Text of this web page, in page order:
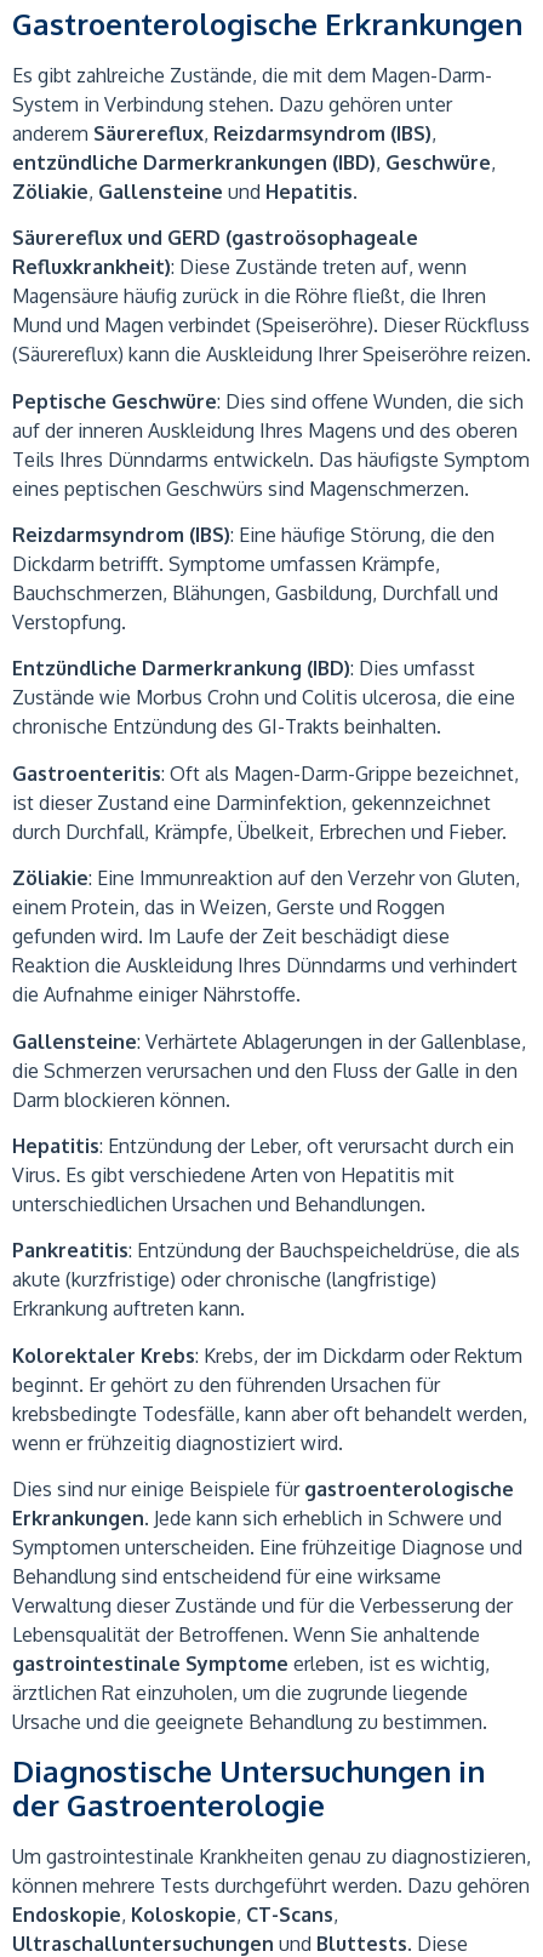
Gastroenterologische Erkrankungen
Es gibt zahlreiche Zustände, die mit dem Magen-Darm-
System in Verbindung stehen. Dazu gehören unter
anderem Säurereflux, Reizdarmsyndrom (IBS),
entzündliche Darmerkrankungen (IBD), Geschwüre,
Zöliakie, Gallensteine und Hepatitis.
Säurereflux und GERD (gastroösophageale
Refluxkrankheit): Diese Zustände treten auf, wenn
Magensäure häufig zurück in die Röhre fließt, die Ihren
Mund und Magen verbindet (Speiseröhre). Dieser Rückfluss
(Säurereflux) kann die Auskleidung Ihrer Speiseröhre reizen.
Peptische Geschwüre: Dies sind offene Wunden, die sich
auf der inneren Auskleidung Ihres Magens und des oberen
Teils Ihres Dünndarms entwickeln. Das häufigste Symptom
eines peptischen Geschwürs sind Magenschmerzen.
Reizdarmsyndrom (IBS): Eine häufige Störung, die den
Dickdarm betrifft. Symptome umfassen Krämpfe,
Bauchschmerzen, Blähungen, Gasbildung, Durchfall und
Verstopfung.
Entzündliche Darmerkrankung (IBD): Dies umfasst
Zustände wie Morbus Crohn und Colitis ulcerosa, die eine
chronische Entzündung des GI-Trakts beinhalten.
Gastroenteritis: Oft als Magen-Darm-Grippe bezeichnet,
ist dieser Zustand eine Darminfektion, gekennzeichnet
durch Durchfall, Krämpfe, Übelkeit, Erbrechen und Fieber.
Zöliakie: Eine Immunreaktion auf den Verzehr von Gluten,
einem Protein, das in Weizen, Gerste und Roggen
gefunden wird. Im Laufe der Zeit beschädigt diese
Reaktion die Auskleidung Ihres Dünndarms und verhindert
die Aufnahme einiger Nährstoffe.
Gallensteine: Verhärtete Ablagerungen in der Gallenblase,
die Schmerzen verursachen und den Fluss der Galle in den
Darm blockieren können.
Hepatitis: Entzündung der Leber, oft verursacht durch ein
Virus. Es gibt verschiedene Arten von Hepatitis mit
unterschiedlichen Ursachen und Behandlungen.
Pankreatitis: Entzündung der Bauchspeicheldrüse, die als
akute (kurzfristige) oder chronische (langfristige)
Erkrankung auftreten kann.
Kolorektaler Krebs: Krebs, der im Dickdarm oder Rektum
beginnt. Er gehört zu den führenden Ursachen für
krebsbedingte Todesfälle, kann aber oft behandelt werden,
wenn er frühzeitig diagnostiziert wird.
Dies sind nur einige Beispiele für gastroenterologische
Erkrankungen. Jede kann sich erheblich in Schwere und
Symptomen unterscheiden. Eine frühzeitige Diagnose und
Behandlung sind entscheidend für eine wirksame
Verwaltung dieser Zustände und für die Verbesserung der
Lebensqualität der Betroffenen. Wenn Sie anhaltende
gastrointestinale Symptome erleben, ist es wichtig,
ärztlichen Rat einzuholen, um die zugrunde liegende
Ursache und die geeignete Behandlung zu bestimmen.
Diagnostische Untersuchungen in
der Gastroenterologie
Um gastrointestinale Krankheiten genau zu diagnostizieren,
können mehrere Tests durchgeführt werden. Dazu gehören
Endoskopie, Koloskopie, CT-Scans,
Ultraschalluntersuchungen und Bluttests. Diese